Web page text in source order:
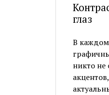
глаз
В каждом
никто не